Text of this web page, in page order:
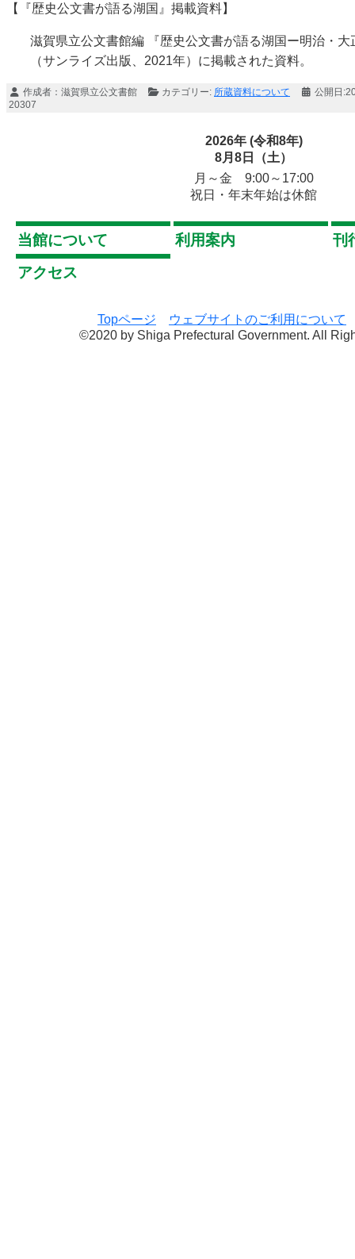
【『歴史公文書が語る湖国』掲載資料】
滋賀県立公文書館編 『歴史公文書が語る湖国ー明治・
（サンライズ出版、2021年）に掲載された資料。
作成者： 滋賀県立公文書館 カテゴリー: 所蔵資料について
公開日
20307
2026年 (令和8年)
8月8日（土）
月～金 9:00～17:00
祝日・年末年始は休館
当館について 利用案内
刊
アクセス
Topページ
ウェブサイトのご利用について
©2020 by Shiga Prefectural Government. All